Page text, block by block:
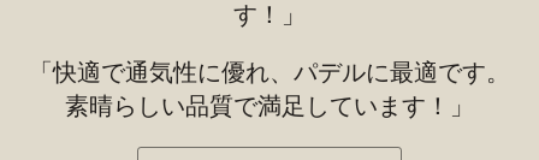
す！」
「快適で通気性に優れ、パデルに最適です。
素晴らしい品質で満足しています！」